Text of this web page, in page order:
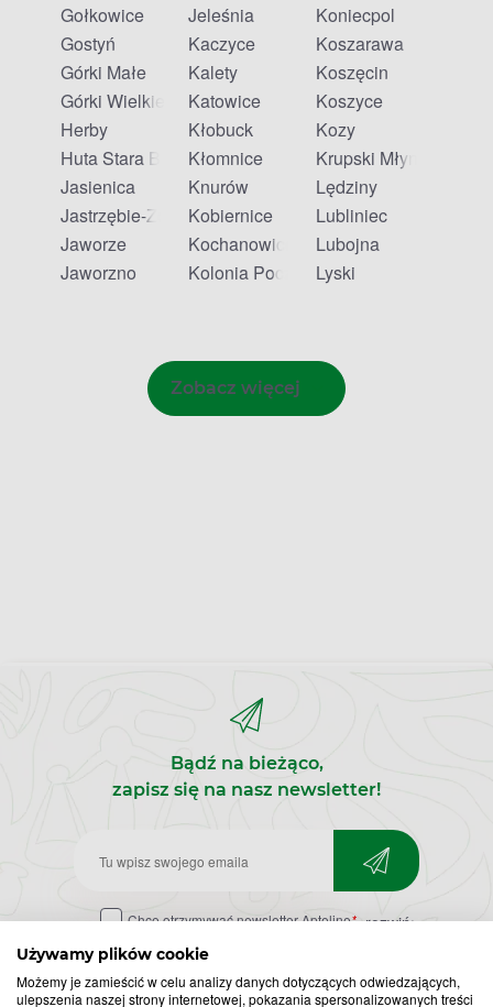
Używamy plików cookie
Możemy je zamieścić w celu analizy danych dotyczących odwiedzających,
ulepszenia naszej strony internetowej, pokazania spersonalizowanych treści
Gołkowice
Gostyń
Górki Małe
Górki Wielkie
Herby
Huta Stara B
Jasienica
Jastrzębie-Zdrój
Jaworze
Jaworzno
Jeleśnia
Kaczyce
Kalety
Katowice
Kłobuck
Kłomnice
Knurów
Kobiernice
Kochanowice
Kolonia Poczesna
Koniecpol
Koszarawa
Koszęcin
Koszyce
Kozy
Krupski Młyn
Lędziny
Lubliniec
Lubojna
Lyski
Zobacz więcej
Bądź na bieżąco,
zapisz się na nasz newsletter!
Zapisz
do
newslettera
Chcę otrzymywać newsletter Apteline* rozwiń>